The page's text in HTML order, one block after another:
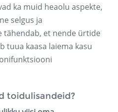
ka muid heaolu aspekte,
selgus ja
tähendab, et nende ürtide
tuua kaasa laiema kasu
toidulisandeid?